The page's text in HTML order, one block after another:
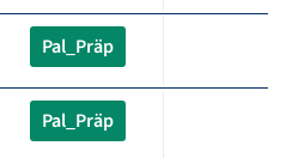
Pal_Präp
Pal_Präp